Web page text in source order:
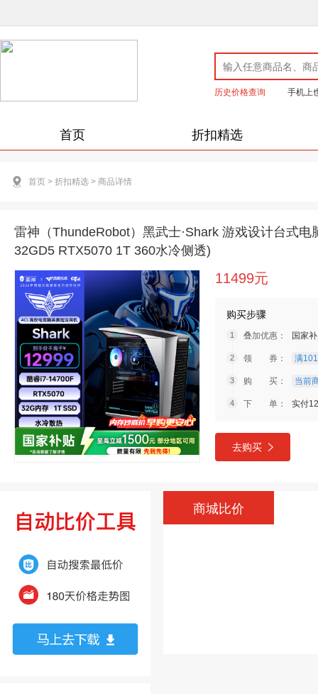
历史价格查询 手机上
首页 折扣精选
首页 > 折扣精选 > 商品详情
雷神（ThundeRobot）黑武士·Shark 游戏设计台式电
32GD5 RTX5070 1T 360水冷侧透)
11499元
购买步骤
叠加优惠： 国家
领 券： 满
购 买： 当前
下 单： 实付
去购买
商城比价